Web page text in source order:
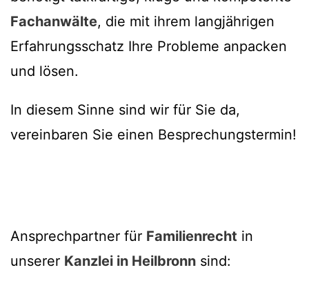
Fachanwälte, die mit ihrem langjährigen
Erfahrungsschatz Ihre Probleme anpacken
und lösen.
In diesem Sinne sind wir für Sie da,
vereinbaren Sie einen Besprechungstermin!
Ansprechpartner für Familienrecht in
unserer Kanzlei in Heilbronn sind: